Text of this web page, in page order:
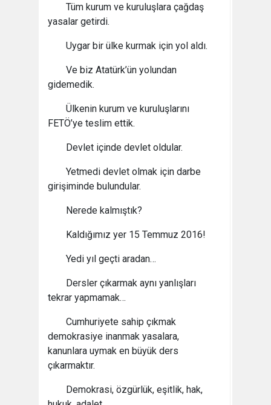
Tüm kurum ve kuruluşlara çağdaş
yasalar getirdi.
Uygar bir ülke kurmak için yol aldı.
Ve biz Atatürk’ün yolundan
gidemedik.
Ülkenin kurum ve kuruluşlarını
FETÖ’ye teslim ettik.
Devlet içinde devlet oldular.
Yetmedi devlet olmak için darbe
girişiminde bulundular.
Nerede kalmıştık?
Kaldığımız yer 15 Temmuz 2016!
Yedi yıl geçti aradan…
Dersler çıkarmak aynı yanlışları
tekrar yapmamak…
Cumhuriyete sahip çıkmak
demokrasiye inanmak yasalara,
kanunlara uymak en büyük ders
çıkarmaktır.
Demokrasi, özgürlük, eşitlik, hak,